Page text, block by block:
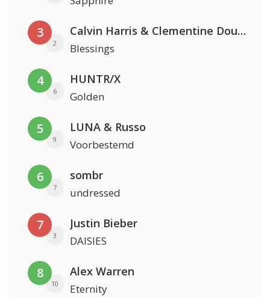
3
2
Calvin Harris & Clementine Douglas
Blessings
4
6
HUNTR/X
Golden
5
9
LUNA & Russo
Voorbestemd
6
7
sombr
undressed
7
3
Justin Bieber
DAISIES
8
10
Alex Warren
Eternity